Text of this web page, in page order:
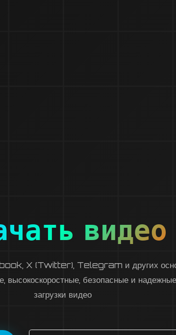
видео
X (Twitter), Telegram и других
высокоскоростные, безопасные и
загрузки видео